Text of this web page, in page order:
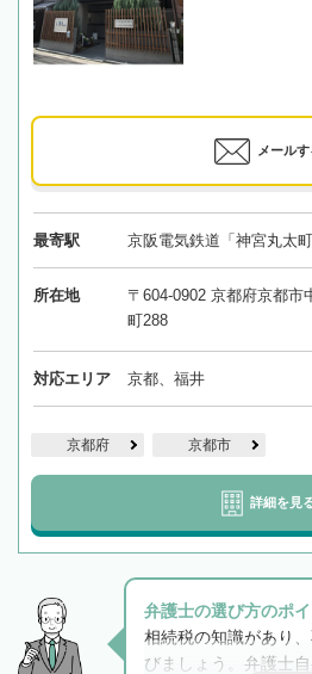
メールす
最寄駅 京阪電気鉄道「神宮丸太
所在地
〒604-0902 京都府京都市
町288
対応エリア 京都、福井
京都府 京都市
詳細を見
弁護士の選び方のポ
相続税の知識があり
びましょう。弁護士